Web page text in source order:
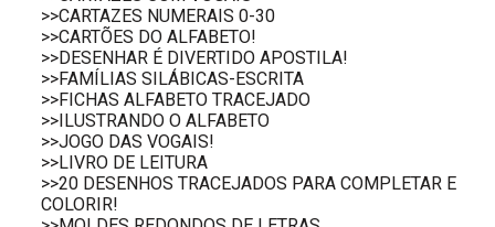
>>CARTAZES NUMERAIS 0-30
>>CARTÕES DO ALFABETO!
>>DESENHAR É DIVERTIDO APOSTILA!
>>FAMÍLIAS SILÁBICAS-ESCRITA
>>FICHAS ALFABETO TRACEJADO
>>ILUSTRANDO O ALFABETO
>>JOGO DAS VOGAIS!
>>LIVRO DE LEITURA
>>20 DESENHOS TRACEJADOS PARA COMPLETAR E
COLORIR!